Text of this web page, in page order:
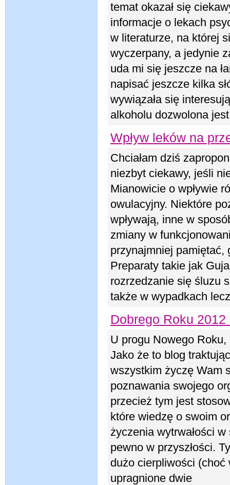
temat okazał się
informacje o lekach
w literaturze, na której
wyczerpany, a jedynie
uda mi się jeszcze na
napisać jeszcze kilka
wywiązała się
alkoholu dozwolona
Wpływ leków na
Chciałam dziś
niezbyt ciekawy, jeśli
Mianowicie o wpływie
owulacyjny. Niektóre
wpływają, inne w
zmiany w
przynajmniej
Preparaty takie jak
rozrzedzanie się śluzu
także w wypadkach
Dobrego Roku 2012
U progu Nowego Roku,
Jako że to blog
wszystkim życzę Wam
poznawania swojego
przecież tym jest
które wiedzę o swoim
życzenia wytrwałości
pewno w przyszłości.
dużo cierpliwości (choć
upragnione dwie